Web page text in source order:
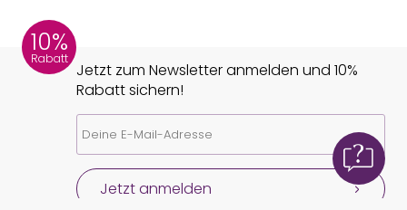
10%
Rabatt
Jetzt zum Newsletter anmelden und 10%
Rabatt sichern!
Jetzt anmelden